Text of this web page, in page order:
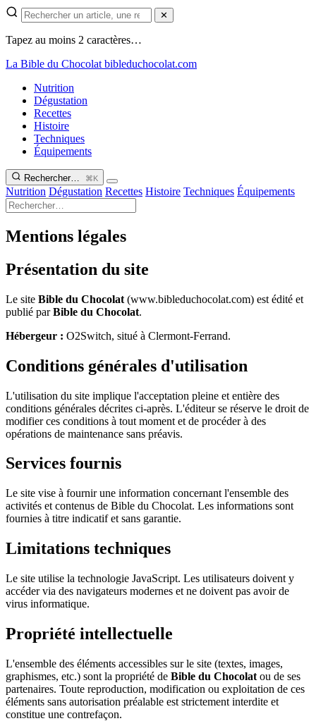
✕
Tapez au moins 2 caractères…
La Bible du Chocolat bibleduchocolat.com
Nutrition
Dégustation
Recettes
Histoire
Techniques
Équipements
Rechercher… ⌘K
Nutrition Dégustation Recettes Histoire Techniques Équipements
Mentions légales
Présentation du site
Le site Bible du Chocolat (www.bibleduchocolat.com) est édité et
publié parBible du Chocolat.
Hébergeur : O2Switch, situé à Clermont-Ferrand.
Conditions générales d'utilisation
L'utilisation du site implique l'acceptation pleine et entière des
conditions générales décrites ci-après. L'éditeur se réserve le droit de
modifier ces conditions à tout moment et de procéder à des
opérations de maintenance sans préavis.
Services fournis
Le site vise à fournir une information concernant l'ensemble des
activités et contenus de Bible du Chocolat. Les informations sont
fournies à titre indicatif et sans garantie.
Limitations techniques
Le site utilise la technologie JavaScript. Les utilisateurs doivent y
accéder via des navigateurs modernes et ne doivent pas avoir de
virus informatique.
Propriété intellectuelle
L'ensemble des éléments accessibles sur le site (textes, images,
graphismes, etc.) sont la propriété de Bible du Chocolat ou de ses
partenaires. Toute reproduction, modification ou exploitation de ces
éléments sans autorisation préalable est strictement interdite et
constitue une contrefaçon.